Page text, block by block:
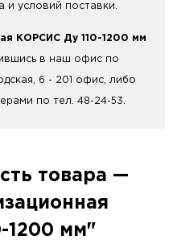
и условий поставки.
КОРСИС Ду 110-1200 мм
в наш офис по
6 - 201 офис, либо
по тел. 48-24-53.
товара —
1200 мм"